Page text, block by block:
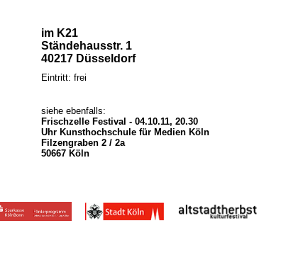
im K21
Ständehausstr. 1
40217 Düsseldorf
Eintritt: frei
siehe ebenfalls:
Frischzelle Festival - 04.10.11, 20.30
Uhr Kunsthochschule für Medien Köln
Filzengraben 2 / 2a
50667 Köln